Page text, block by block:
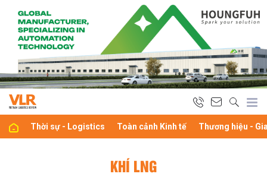
Thời sự - Logistics Toàn cảnh Kinh tế Thương hiệu -
KHÍ LNG